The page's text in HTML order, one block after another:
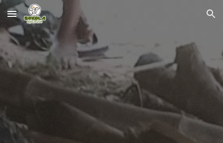
Skip to main content Skip to navigation